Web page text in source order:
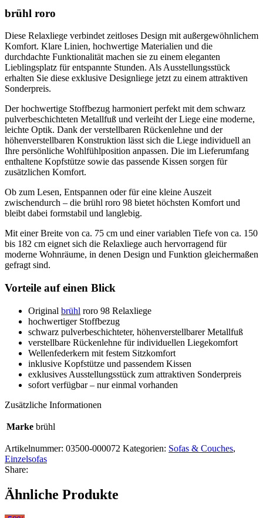
brühl roro
Diese Relaxliege verbindet zeitloses Design mit außergewöhnlichem
Komfort. Klare Linien, hochwertige Materialien und die
durchdachte Funktionalität machen sie zu einem eleganten
Lieblingsplatz für entspannte Stunden. Als Ausstellungsstück
erhalten Sie diese exklusive Designliege jetzt zu einem attraktiven
Sonderpreis.
Der hochwertige Stoffbezug harmoniert perfekt mit dem schwarz
pulverbeschichteten Metallfuß und verleiht der Liege eine moderne,
leichte Optik. Dank der verstellbaren Rückenlehne und der
höhenverstellbaren Konstruktion lässt sich die Liege individuell an
Ihre persönliche Wohlfühlposition anpassen. Die im Lieferumfang
enthaltene Kopfstütze sowie das passende Kissen sorgen für
zusätzlichen Komfort.
Ob zum Lesen, Entspannen oder für eine kleine Auszeit
zwischendurch – die brühl roro 98 bietet höchsten Komfort und
bleibt dabei formstabil und langlebig.
Mit einer Breite von ca. 75 cm und einer variablen Tiefe von ca. 150
bis 182 cm eignet sich die Relaxliege auch hervorragend für
moderne Wohnräume, in denen Design und Funktion gleichermaßen
gefragt sind.
Vorteile auf einen Blick
Original brühl roro 98 Relaxliege
hochwertiger Stoffbezug
schwarz pulverbeschichteter, höhenverstellbarer Metallfuß
verstellbare Rückenlehne für individuellen Liegekomfort
Wellenfederkern mit festem Sitzkomfort
inklusive Kopfstütze und passendem Kissen
exklusives Ausstellungsstück zum attraktiven Sonderpreis
sofort verfügbar – nur einmal vorhanden
Zusätzliche Informationen
Marke brühl
Artikelnummer: 03500-000072 Kategorien: Sofas & Couches,
Einzelsofas
Share:
Ähnliche Produkte